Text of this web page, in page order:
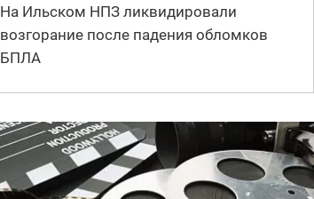
На Ильском НПЗ ликвидировали
возгорание после падения обломков
БПЛА